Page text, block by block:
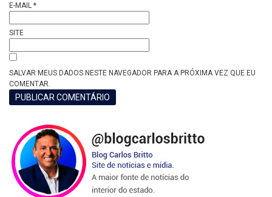
E-MAIL *
SITE
SALVAR MEUS DADOS NESTE NAVEGADOR PARA A PRÓXIMA VEZ QUE EU
COMENTAR.